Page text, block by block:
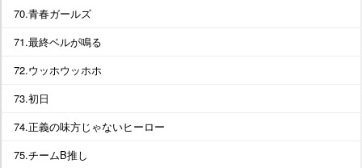
70.青春ガールズ
71.最終ベルが鳴る
72.ウッホウッホホ
73.初日
74.正義の味方じゃないヒーロー
75.チームB推し